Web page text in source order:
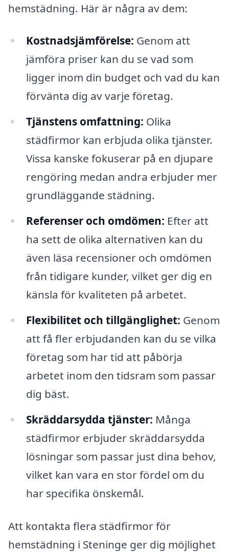
hemstädning. Här är några av dem:
Kostnadsjämförelse: Genom att
jämföra priser kan du se vad som
ligger inom din budget och vad du kan
förvänta dig av varje företag.
Tjänstens omfattning: Olika
städfirmor kan erbjuda olika tjänster.
Vissa kanske fokuserar på en djupare
rengöring medan andra erbjuder mer
grundläggande städning.
Referenser och omdömen: Efter att
ha sett de olika alternativen kan du
även läsa recensioner och omdömen
från tidigare kunder, vilket ger dig en
känsla för kvaliteten på arbetet.
Flexibilitet och tillgänglighet: Genom
att få fler erbjudanden kan du se vilka
företag som har tid att påbörja
arbetet inom den tidsram som passar
dig bäst.
Skräddarsydda tjänster: Många
städfirmor erbjuder skräddarsydda
lösningar som passar just dina behov,
vilket kan vara en stor fördel om du
har specifika önskemål.
Att kontakta flera städfirmor för
hemstädning i Steninge ger dig möjlighet